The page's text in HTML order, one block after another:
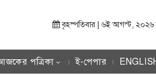
বৃহস্পতিবার | ৬ই আগস্ট, ২০২৬
পত্রিকা ই-পেপার